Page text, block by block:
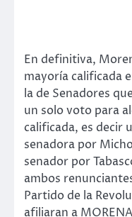
En definitiva,
mayoría calificada
la de Senadores
un solo voto para
calificada, es decir
senadora por
senador por
ambos
Partido de la
afiliaran a